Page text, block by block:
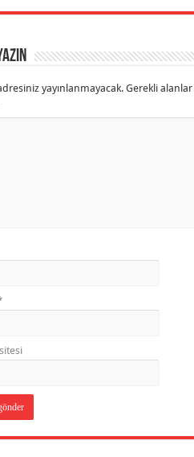
yayınlanmayacak. Gerekli alanlar